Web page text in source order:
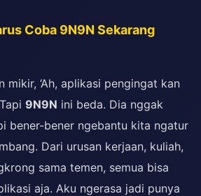
Coba 9N9N Sekarang
mikir, ‘Ah, aplikasi pengingat kan
9N9N ini beda. Dia nggak
bener-bener ngebantu kita ngatur
Dari urusan kerjaan, kuliah,
sama temen, semua bisa
aja. Aku ngerasa jadi punya